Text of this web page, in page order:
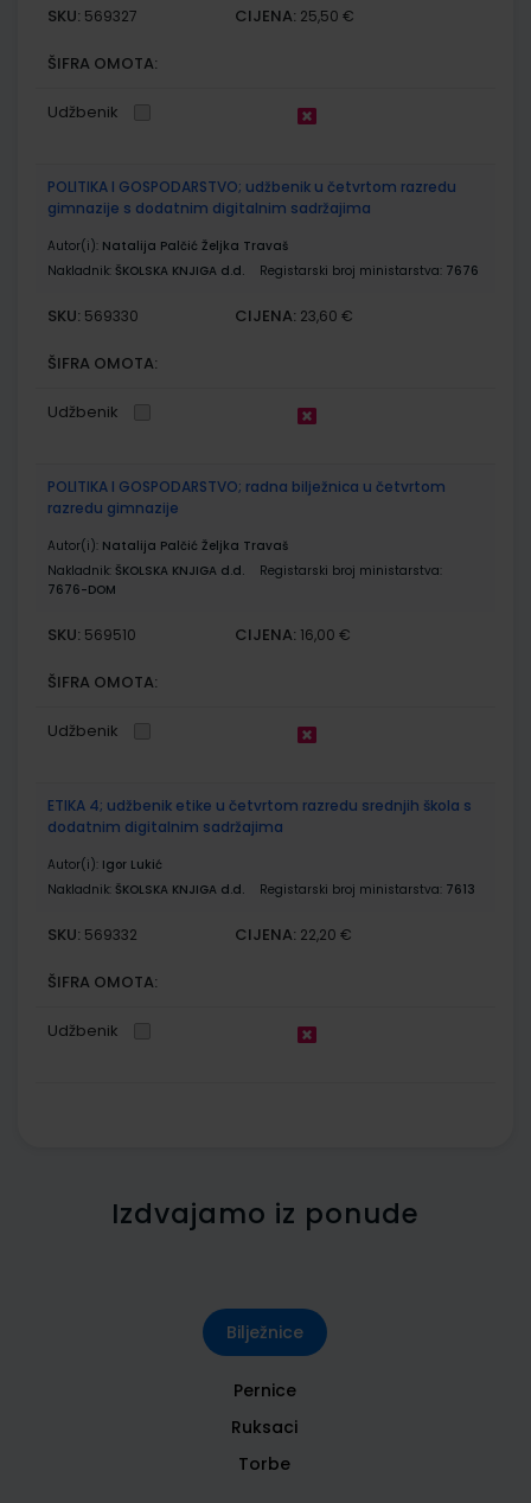
SKU: 569327 CIJENA: 25,50 €
ŠIFRA OMOTA:
Udžbenik
POLITIKA I GOSPODARSTVO; udžbenik u četvrtom razredu
gimnazije s dodatnim digitalnim sadržajima
Autor(i): Natalija Palčić Željka Travaš
Nakladnik: ŠKOLSKA KNJIGA d.d. Registarski broj ministarstva: 7676
SKU: 569330 CIJENA: 23,60 €
ŠIFRA OMOTA:
Udžbenik
POLITIKA I GOSPODARSTVO; radna bilježnica u četvrtom
razredu gimnazije
Autor(i): Natalija Palčić Željka Travaš
Nakladnik: ŠKOLSKA KNJIGA d.d.
Registarski broj ministarstva:
7676-DOM
SKU: 569510 CIJENA: 16,00 €
ŠIFRA OMOTA:
Udžbenik
ETIKA 4; udžbenik etike u četvrtom razredu srednjih škola s
dodatnim digitalnim sadržajima
Autor(i): Igor Lukić
Nakladnik: ŠKOLSKA KNJIGA d.d. Registarski broj ministarstva: 7613
SKU: 569332 CIJENA: 22,20 €
ŠIFRA OMOTA:
Udžbenik
Izdvajamo iz ponude
Bilježnice
Pernice
Ruksaci
Torbe